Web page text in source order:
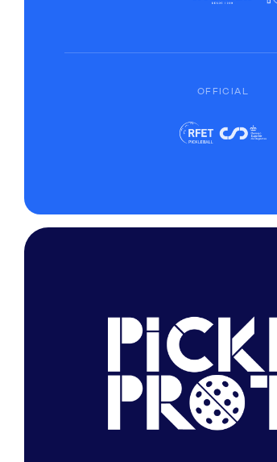
OFFICIAL